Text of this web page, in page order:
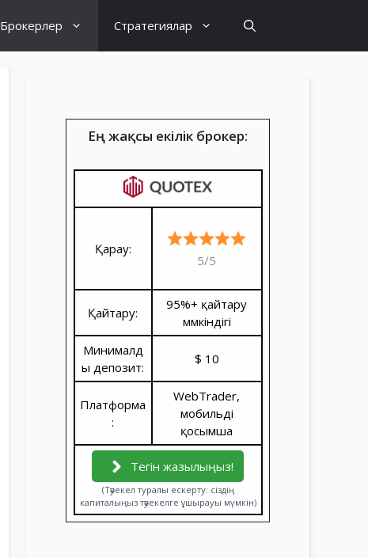
Брокерлер Стратегиялар
Ең жақсы екілік брокер:
Қарау:
5/5
Қайтару:
95%+ қайтару
мүмкіндігі
Минималд
ы депозит:
$ 10
Платформа
:
WebTrader,
мобильді
қосымша
Тегін жазылыңыз!
(Тәуекел туралы ескерту: сіздің
капиталыңыз тәуекелге ұшырауы мүмкін)